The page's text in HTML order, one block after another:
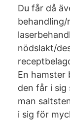
Du får då
behandling/
nödslakt/
En hamster
den får i sig
man
i sig för